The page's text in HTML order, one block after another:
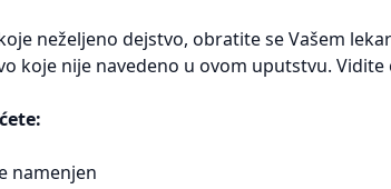
neželjeno dejstvo, obratite se Vašem
koje nije navedeno u ovom uputstvu. Vidite
namenjen